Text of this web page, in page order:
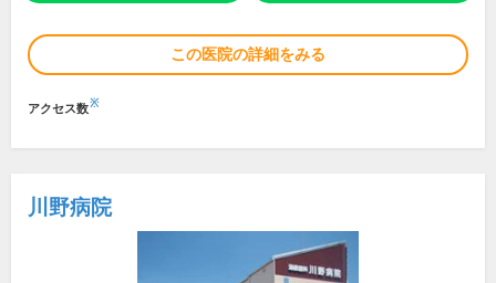
この医院の詳細をみる
アクセス数※
川野病院